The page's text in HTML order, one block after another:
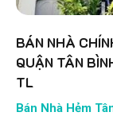
BÁN NHÀ
QUẬN TÂN
TL
Bán Nhà Hẻm